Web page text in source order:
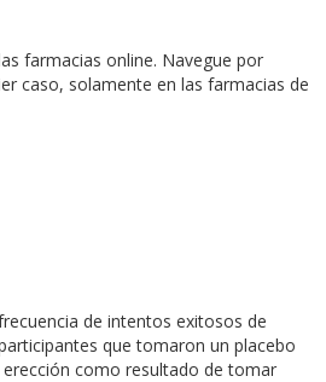
farmacias online. Navegue por
caso, solamente en las farmacias de
de intentos exitosos de
que tomaron un placebo
como resultado de tomar